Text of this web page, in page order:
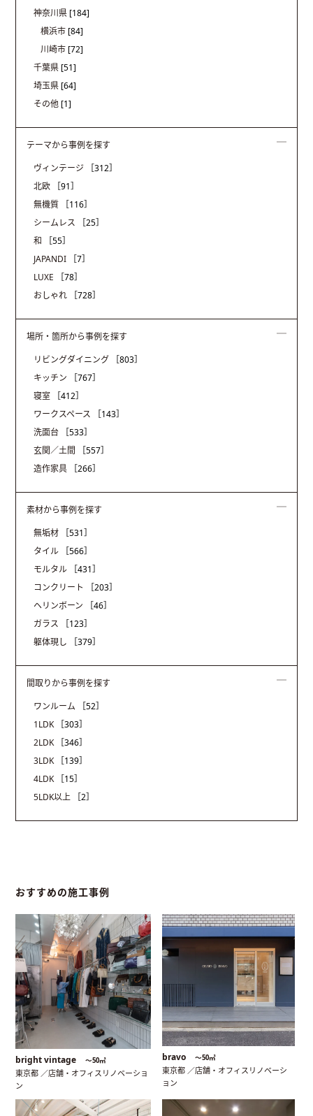
神奈川県 [184]
横浜市 [84]
川崎市 [72]
千葉県 [51]
埼玉県 [64]
その他 [1]
テーマから事例を探す
ヴィンテージ
［312］
北欧
［91］
無機質
［116］
シームレス
［25］
和
［55］
JAPANDI
［7］
LUXE
［78］
おしゃれ
［728］
場所・箇所から事例を探す
リビングダイニング
［803］
キッチン
［767］
寝室
［412］
ワークスペース
［143］
洗面台
［533］
玄関／土間
［557］
造作家具
［266］
素材から事例を探す
無垢材
［531］
タイル
［566］
モルタル
［431］
コンクリート
［203］
ヘリンボーン
［46］
ガラス
［123］
躯体現し
［379］
間取りから事例を探す
ワンルーム
［52］
1LDK
［303］
2LDK
［346］
3LDK
［139］
4LDK
［15］
5LDK以上
［2］
おすすめの施工事例
bright vintage 〜50㎡
東京都 ／店舗・オフィスリノベーショ
ン
bravo 〜50㎡
東京都 ／店舗・オフィスリノベーシ
ョン